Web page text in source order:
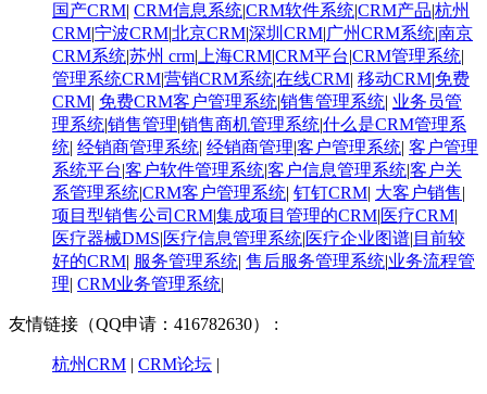
国产CRM| CRM信息系统|CRM软件系统|CRM产品|杭州
CRM|宁波CRM|北京CRM|深圳CRM|广州CRM系统|南京
CRM系统|苏州 crm| 上海CRM|CRM平台|CRM管理系统|
管理系统CRM|营销CRM系统|在线CRM| 移动CRM|免费
CRM| 免费CRM客户管理系统|销售管理系统| 业务员管
理系统|销售管理|销售商机管理系统|什么是CRM管理系
统| 经销商管理系统| 经销商管理|客户管理系统| 客户管理
系统平台|客户软件管理系统|客户信息管理系统|客户关
系管理系统|CRM客户管理系统| 钉钉CRM| 大客户销售|
项目型销售公司CRM|集成项目管理的CRM|医疗CRM|
医疗器械DMS|医疗信息管理系统|医疗企业图谱| ​目前较
好的CRM| 服务管理系统| 售后服务管理系统|业务流程管
理| CRM业务管理系统|
友情链接（QQ申请：416782630） :
杭州CRM | CRM论坛 |